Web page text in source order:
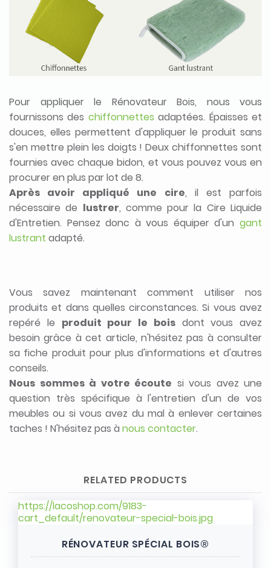
Pour appliquer le Rénovateur Bois, nous vous
fournissons des chiffonnettes adaptées. Épaisses et
douces, elles permettent d'appliquer le produit sans
s'en mettre plein les doigts ! Deux chiffonnettes sont
fournies avec chaque bidon, et vous pouvez vous en
procurer en plus par lot de 8.
Après avoir appliqué une cire, il est parfois
nécessaire de lustrer, comme pour la Cire Liquide
d'Entretien. Pensez donc à vous équiper d'un gant
lustrant adapté.
Vous savez maintenant comment utiliser nos
produits et dans quelles circonstances. Si vous avez
repéré le produit pour le boisdont vous avez
besoin grâce à cet article, n'hésitez pas à consulter
sa fiche produit pour plus d'informations et d'autres
conseils.
Nous sommes à votre écoute si vous avez une
question très spécifique à l'entretien d'un de vos
meubles ou si vous avez du mal à enlever certaines
taches ! N'hésitez pas à nous contacter.
RELATED PRODUCTS
https://lacoshop.com/9183-
cart_default/renovateur-special-bois.jpg
RÉNOVATEUR SPÉCIAL BOIS®